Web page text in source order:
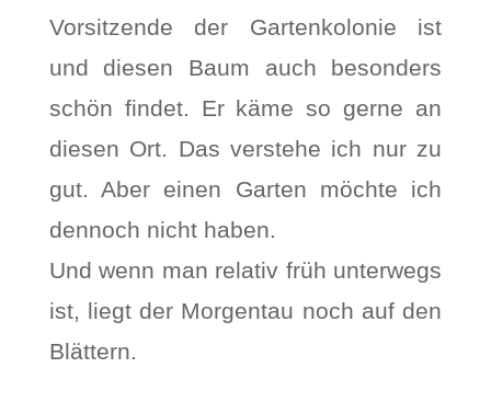
Vorsitzende der Gartenkolonie ist
und diesen Baum auch besonders
schön findet. Er käme so gerne an
diesen Ort. Das verstehe ich nur zu
gut. Aber einen Garten möchte ich
dennoch nicht haben.
Und wenn man relativ früh unterwegs
ist, liegt der Morgentau noch auf den
Blättern.